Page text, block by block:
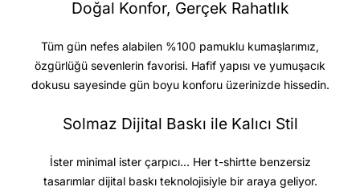
Doğal Konfor, Gerçek Rahatlık
Tüm gün nefes alabilen %100 pamuklu kumaşlarımız,
özgürlüğü sevenlerin favorisi. Hafif yapısı ve yumuşacık
dokusu sayesinde gün boyu konforu üzerinizde hissedin.
Solmaz Dijital Baskı ile Kalıcı Stil
İster minimal ister çarpıcı… Her t-shirtte benzersiz
tasarımlar dijital baskı teknolojisiyle bir araya geliyor.